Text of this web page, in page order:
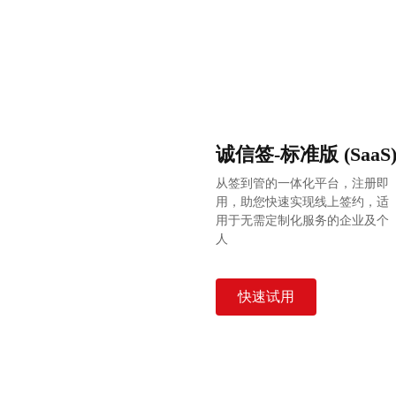
诚信签-标准版
从签到管的一体化平台，注册即
用，助您快速实现线上签约，适
用于无需定制化服务的企业及个
人
快速试用